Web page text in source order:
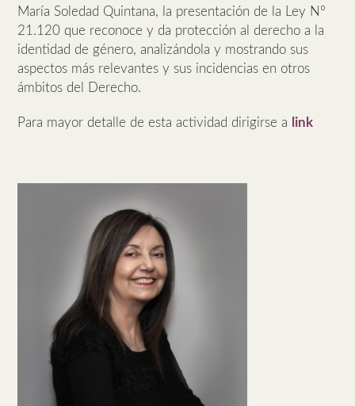
María Soledad Quintana, la presentación de la Ley Nº
21.120 que reconoce y da protección al derecho a la
identidad de género, analizándola y mostrando sus
aspectos más relevantes y sus incidencias en otros
ámbitos del Derecho.
Para mayor detalle de esta actividad dirigirse a link